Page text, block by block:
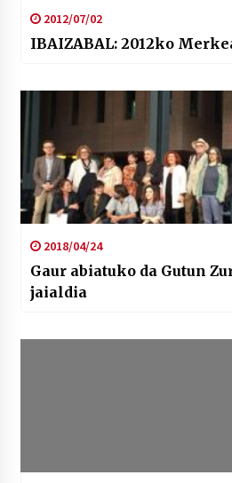
2012/07/02
IBAIZABAL: 2012ko
2018/04/24
Gaur abiatuko da Gutun
jaialdia